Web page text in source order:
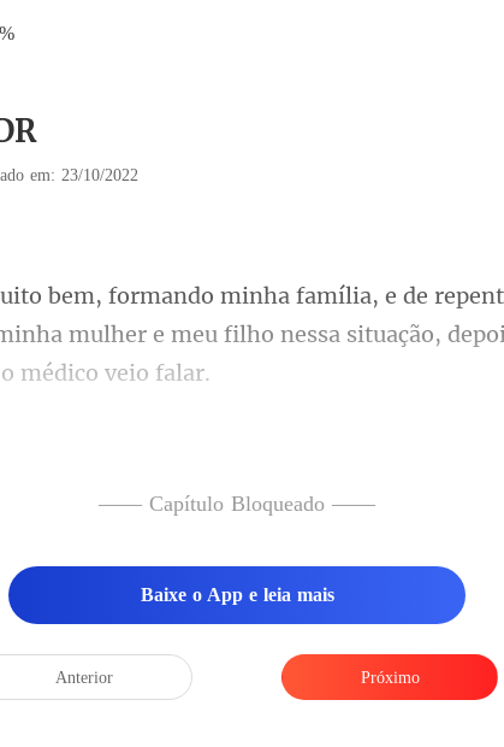
em: 23/10/2022
mulher e meu filho nessa situa
—— Capítulo Bloqueado ——
Baixe o App e leia mais
Anterior Próximo